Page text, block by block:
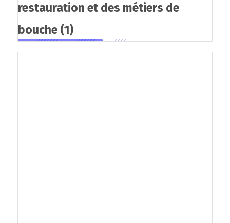
restauration et des métiers de
bouche (1)